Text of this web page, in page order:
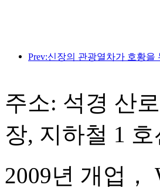
주소: 석경 산
장, 지하철 1 호
2009년 개업，